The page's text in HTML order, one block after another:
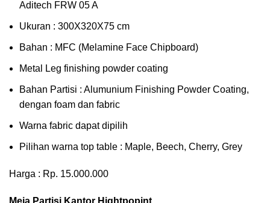
Aditech FRW 05 A
Ukuran : 300X320X75 cm
Bahan : MFC (Melamine Face Chipboard)
Metal Leg finishing powder coating
Bahan Partisi : Alumunium Finishing Powder Coating,
dengan foam dan fabric
Warna fabric dapat dipilih
Pilihan warna top table : Maple, Beech, Cherry, Grey
Harga : Rp. 15.000.000
Meja Partisi Kantor Hightpopint